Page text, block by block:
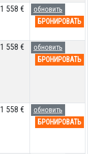
1 558 €
обновить
БРОНИРОВАТЬ
1 558 €
обновить
БРОНИРОВАТЬ
1 558 €
обновить
БРОНИРОВАТЬ